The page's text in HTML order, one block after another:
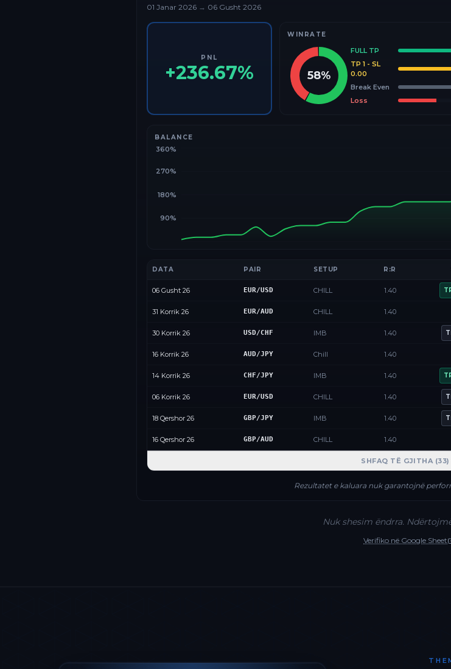
01 Janar 2026 → 06 Gusht 2026
PNL
+236.67%
WINRATE
58%
FULL TP
TP 1 - SL
0.00
Break Even
Loss
BALANCE
90%
180%
270%
360%
DATA PAIR SETUP R:R
06 Gusht 26 EUR/USD CHILL 1.40
31 Korrik 26 EUR/AUD CHILL 1.40
30 Korrik 26 USD/CHF IMB 1.40
16 Korrik 26 AUD/JPY Chill 1.40
14 Korrik 26 CHF/JPY IMB 1.40
06 Korrik 26 EUR/USD CHILL 1.40
18 Qershor 26 GBP/JPY IMB 1.40
16 Qershor 26 GBP/AUD CHILL 1.40
SHFAQ TË GJITHA (33)
Rezultatet e kaluara nuk garantojnë
Nuk shesim ëndrra.
Verifiko në Google Sheet